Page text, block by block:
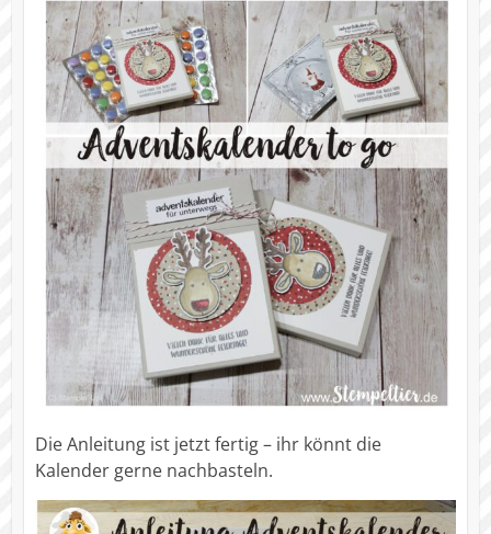
Die Anleitung ist jetzt fertig – ihr könnt die
Kalender gerne nachbasteln.